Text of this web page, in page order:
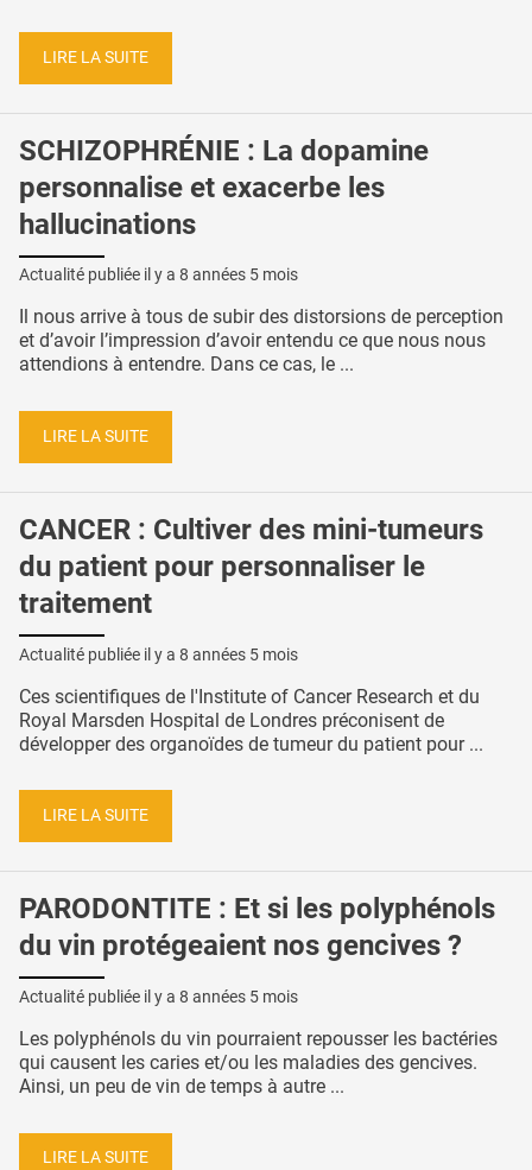
LIRE LA SUITE
SCHIZOPHRÉNIE : La dopamine
personnalise et exacerbe les
hallucinations
Actualité publiée il y a 8 années 5 mois
Il nous arrive à tous de subir des distorsions de perception
et d’avoir l’impression d’avoir entendu ce que nous nous
attendions à entendre. Dans ce cas, le ...
LIRE LA SUITE
CANCER : Cultiver des mini-tumeurs
du patient pour personnaliser le
traitement
Actualité publiée il y a 8 années 5 mois
Ces scientifiques de l'Institute of Cancer Research et du
Royal Marsden Hospital de Londres préconisent de
développer des organoïdes de tumeur du patient pour ...
LIRE LA SUITE
PARODONTITE : Et si les polyphénols
du vin protégeaient nos gencives ?
Actualité publiée il y a 8 années 5 mois
Les polyphénols du vin pourraient repousser les bactéries
qui causent les caries et/ou les maladies des gencives.
Ainsi, un peu de vin de temps à autre ...
LIRE LA SUITE